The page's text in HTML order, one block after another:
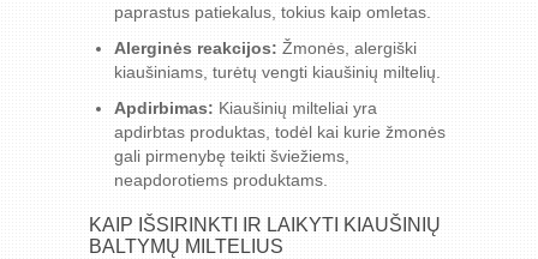
paprastus patiekalus, tokius kaip omletas.
Alerginės reakcijos: Žmonės, alergiški
kiaušiniams, turėtų vengti kiaušinių miltelių.
Apdirbimas: Kiaušinių milteliai yra
apdirbtas produktas, todėl kai kurie žmonės
gali pirmenybę teikti šviežiems,
neapdorotiems produktams.
KAIP IŠSIRINKTI IR LAIKYTI KIAUŠINIŲ
BALTYMŲ MILTELIUS